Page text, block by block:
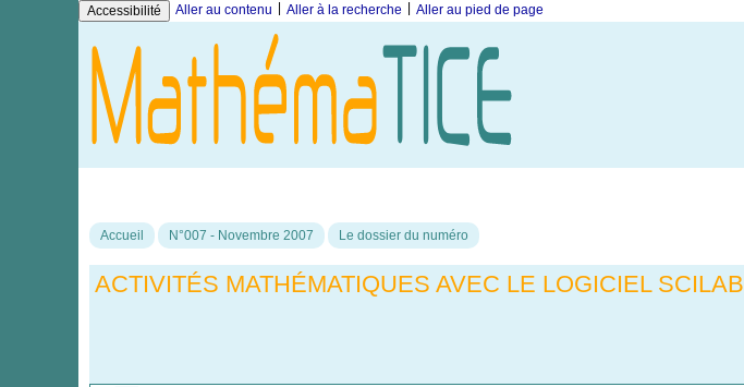
Accessibilité Aller au contenu Aller à la recherche Aller au pied de page
Accueil N°007 - Novembre 2007 Le dossier du numéro
ACTIVITÉS MATHÉMATIQUES AVEC LE LOGICIEL SCILAB